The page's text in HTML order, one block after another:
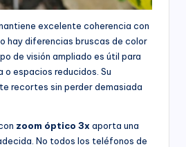
excelente coherencia con
hay diferencias bruscas de color
de visión ampliado es útil para
espacios reducidos. Su
recortes sin perder demasiada
zoom óptico 3x aporta una
No todos los teléfonos de